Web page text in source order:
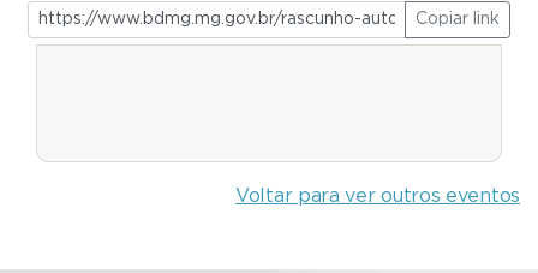
Copiar link
Voltar para ver outros eventos